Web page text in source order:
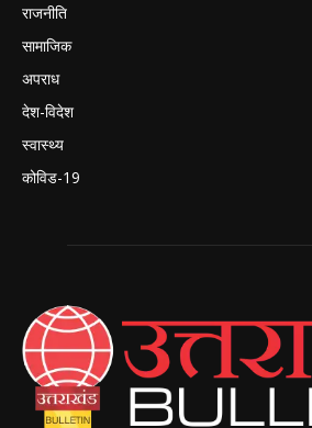
राजनीति
सामाजिक
अपराध
देश-विदेश
स्वास्थ्य
कोविड-19